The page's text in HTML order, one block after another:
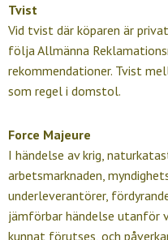
Tvist
Vid tvist där köparen är
följa Allmänna
rekommendationer. Tvist
som regel i domstol.
Force Majeure
I händelse av krig,
arbetsmarknaden,
underleverantörer,
jämförbar händelse utanför
kunnat förutses, och